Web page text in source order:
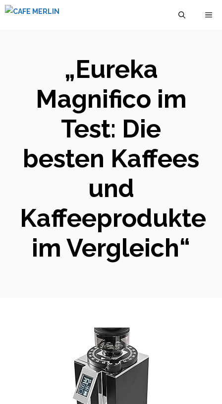
Zum
„Eureka
Magnifico im
Test: Die
besten Kaffees
und
Kaffeeprodukte
im Vergleich“